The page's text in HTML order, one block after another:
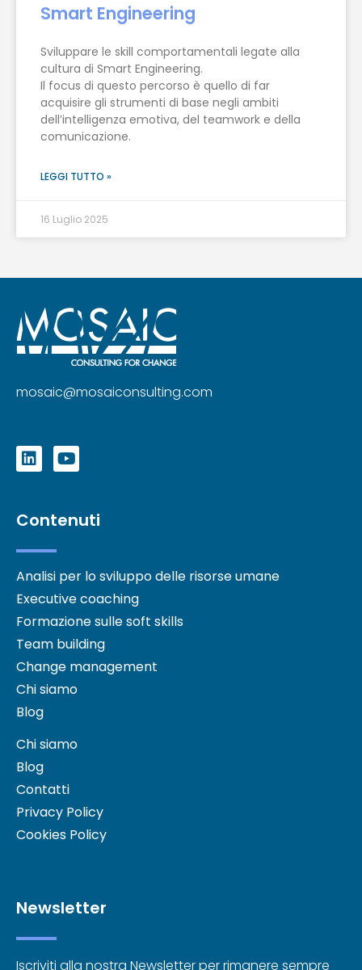
Smart Engineering
Sviluppare le skill comportamentali legate alla
cultura di Smart Engineering.
Il focus di questo percorso è quello di far
acquisire gli strumenti di base negli ambiti
dell’intelligenza emotiva, del teamwork e della
comunicazione.
LEGGI TUTTO »
16 Luglio 2025
mosaic@mosaiconsulting.com
Contenuti
Analisi per lo sviluppo delle risorse umane
Executive coaching
Formazione sulle soft skills
Team building
Change management
Chi siamo
Blog
Chi siamo
Blog
Contatti
Privacy Policy
Cookies Policy
Newsletter
Iscriviti alla nostra Newsletter per rimanere sempre